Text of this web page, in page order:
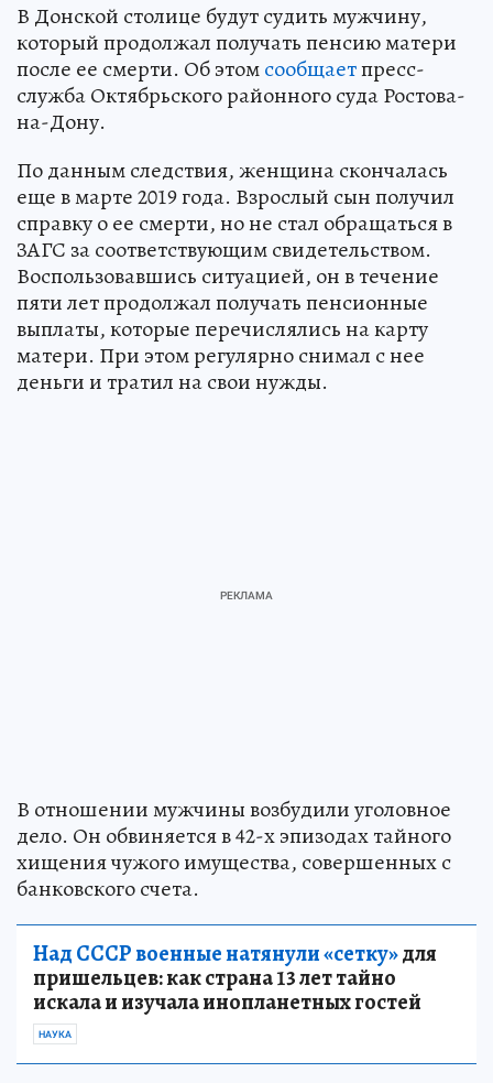
В Донской столице будут судить мужчину,
который продолжал получать пенсию матери
после ее смерти. Об этомсообщаетпресс-
служба Октябрьского районного суда Ростова-
на-Дону.
По данным следствия, женщина скончалась
еще в марте 2019 года. Взрослый сын получил
справку о ее смерти, но не стал обращаться в
ЗАГС за соответствующим свидетельством.
Воспользовавшись ситуацией, он в течение
пяти лет продолжал получать пенсионные
выплаты, которые перечислялись на карту
матери. При этом регулярно снимал с нее
деньги и тратил на свои нужды.
В отношении мужчины возбудили уголовное
дело. Он обвиняется в 42-х эпизодах тайного
хищения чужого имущества, совершенных с
банковского счета.
Над СССР военные натянули «сетку»для
пришельцев: как страна 13 лет тайно
искала и изучала инопланетных гостей
НАУКА